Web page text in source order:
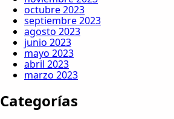
octubre 2023
septiembre 2023
agosto 2023
junio 2023
mayo 2023
abril 2023
marzo 2023
Categorías